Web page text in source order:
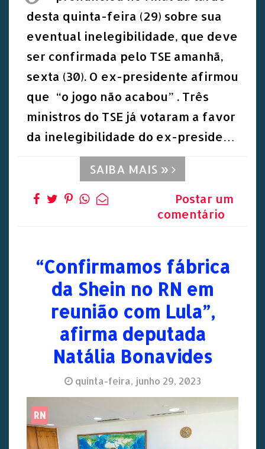
desta quinta-feira (29) sobre sua
eventual inelegibilidade, que deve
ser confirmada pelo TSE amanhã,
sexta (30). O ex-presidente afirmou
que “o jogo não acabou” . Três
ministros do TSE já votaram a favor
da inelegibilidade do ex-preside…
SAIBA MAIS »
Postar um
comentário
“Confirmamos fábrica
da Shein no RN em
reunião com Lula”,
afirma deputada
Natália Bonavides
quinta-feira, junho 29, 2023
RN